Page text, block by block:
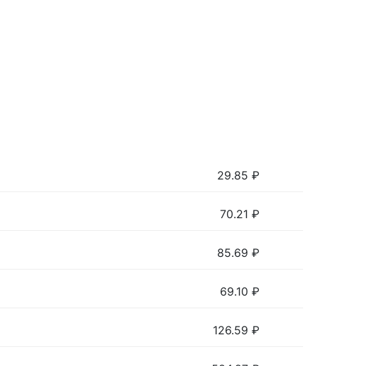
29.85 ₽
70.21 ₽
85.69 ₽
69.10 ₽
126.59 ₽